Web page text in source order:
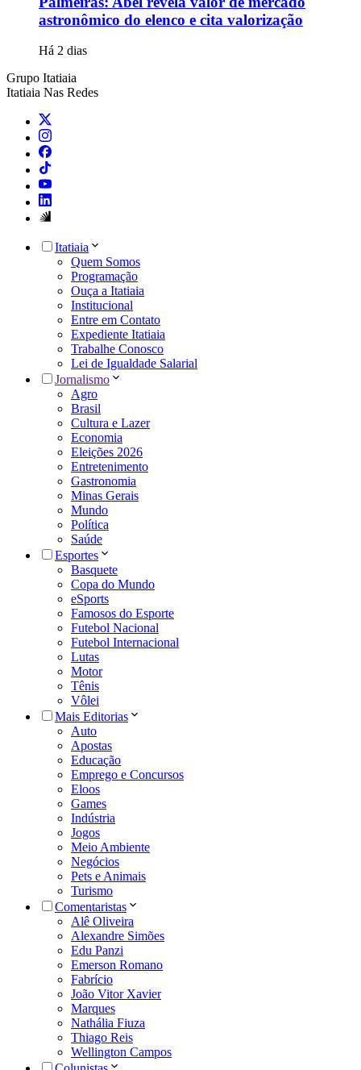
astronômico do elenco e cita valorização
Há 2 dias
Grupo Itatiaia
Itatiaia Nas Redes
Itatiaia
Quem Somos
Programação
Ouça a Itatiaia
Institucional
Entre em Contato
Expediente Itatiaia
Trabalhe Conosco
Lei de Igualdade Salarial
Jornalismo
Agro
Brasil
Cultura e Lazer
Economia
Eleições 2026
Entretenimento
Gastronomia
Minas Gerais
Mundo
Política
Saúde
Esportes
Basquete
Copa do Mundo
eSports
Famosos do Esporte
Futebol Nacional
Futebol Internacional
Lutas
Motor
Tênis
Vôlei
Mais Editorias
Auto
Apostas
Educação
Emprego e Concursos
Eloos
Games
Indústria
Jogos
Meio Ambiente
Negócios
Pets e Animais
Turismo
Comentaristas
Alê Oliveira
Alexandre Simões
Edu Panzi
Emerson Romano
Fabrício
João Vitor Xavier
Marques
Nathália Fiuza
Thiago Reis
Wellington Campos